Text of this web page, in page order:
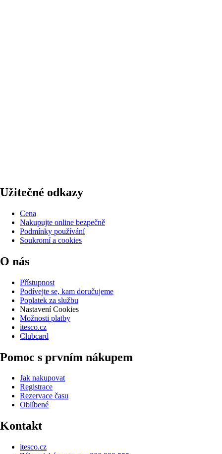
Užitečné odkazy
Cena
Nakupujte online bezpečně
Podmínky používání
Soukromí a cookies
O nás
Přístupnost
Podívejte se, kam doručujeme
Poplatek za službu
Nastavení Cookies
Možnosti platby
itesco.cz
Clubcard
Pomoc s prvním nákupem
Jak nakupovat
Registrace
Rezervace času
Oblíbené
Kontakt
itesco.cz